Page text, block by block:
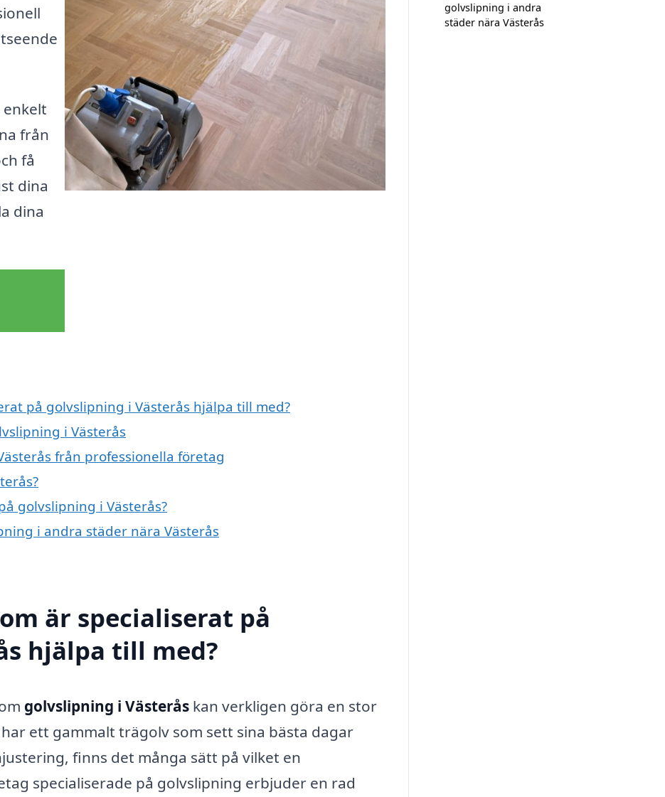
från
få
dina
dina
på golvslipning i Västerås hjälpa till med?
i Västerås
från professionella företag
golvslipning i Västerås?
i andra städer nära Västerås
är specialiserat på
hjälpa till med?
golvslipning i Västerås kan verkligen göra en stor
ett gammalt trägolv som sett sina bästa dagar
finns det många sätt på vilket en
specialiserade på golvslipning erbjuder en rad
golvslipning i andra
städer nära Västerås